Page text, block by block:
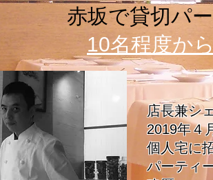
赤坂で貸切パ
10名程度か
店長兼シ
2019年４
個人宅に
パーティ